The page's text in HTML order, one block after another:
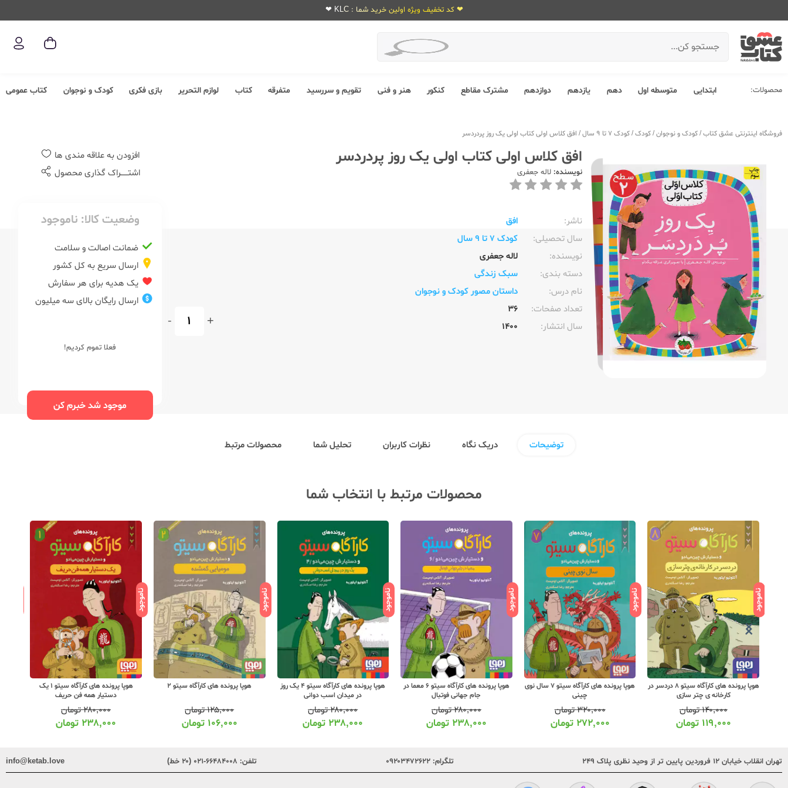
❤ کد تخفیف ویژه اولین خرید شما : KLC ❤
محصولات: ابتدایی متوسطه اول دهم یازدهم دوازدهم مشترک مقاطع کنکور هنر و فنی تقویم و سررسید متفرقه کتاب لوازم التحریر بازی فکری کودک و نوجوان کتاب عمومی
فروشگاه اینترنتی عشق کتاب/کودک و نوجوان/کودک/کودک 7 تا 9 سال / افق کلاس اولی کتاب اولی یک روز پردردسر
افق کلاس اولی کتاب اولی یک روز پردردسر
نویسنده: لاله جعفری
ناشر:‌
افق
سال تحصیلی:‌
کودک 7 تا 9 سال
نویسنده:‌
لاله جعفری
دسته بندی:
سبک زندگی
نام درس:
داستان مصور کودک و نوجوان
تعداد صفحات:‌
36
سال انتشار:‌
1400
+
-
افزودن به علاقه مندی ها
اشتــــــراک گذاری محصول
وضعیت کالا: ناموجود
ضمانت اصالت و سلامت
ارسال سریع به کل کشور
یک هدیه برای هر سفارش
ارسال رایگان بالای سه میلیون
فعلا تموم کردیم!
موجود شد خبرم کن
توضیحات دریک نگاه نظرات کاربران تحلیل شما محصولات مرتبط
محصولات مرتبط با انتخاب شما
ناموجود
هوپا پرونده های کارآگاه سیتو 8 دردسر در
کارخانه ی چتر سازی
۱۴۰,۰۰۰تومان
۱۱۹,۰۰۰ تومان
ناموجود
هوپا پرونده های کارآگاه سیتو 7 سال نوی
چینی
۳۲۰,۰۰۰تومان
۲۷۲,۰۰۰ تومان
ناموجود
هوپا پرونده های کارآگاه سیتو 6 معما در
جام جهانی فوتبال
۲۸۰,۰۰۰تومان
۲۳۸,۰۰۰ تومان
ناموجود
هوپا پرونده های کارآگاه سیتو 4 یک روز
در میدان اسب دوانی
۲۸۰,۰۰۰تومان
۲۳۸,۰۰۰ تومان
ناموجود
هوپا پرونده های کارآگاه سیتو 2
۱۲۵,۰۰۰تومان
۱۰۶,۰۰۰ تومان
ناموجود
هوپا پرونده های کارآگاه سیتو 1 یک
دستیار همه فن حریف
۲۸۰,۰۰۰تومان
۲۳۸,۰۰۰ تومان
تهران انقلاب خیابان ۱۲ فروردین پایین تر از وحید نظری پلاک ۲۴۹ تلگرام: ۰۹۲۰۳۴۷۲۶۲۲ تلفن: ۶۶۴۸۴۰۰۸-۰۲۱ (۲۰ خط) info@ketab.love